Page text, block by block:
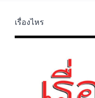
เรื่องไหร